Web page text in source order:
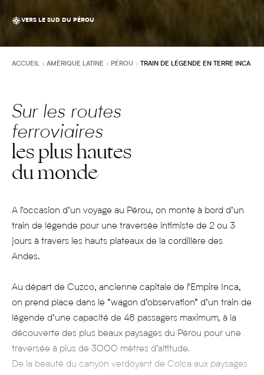
VERS LE SUD DU PÉROU
ACCUEIL AMÉRIQUE LATINE PÉROU TRAIN DE LÉGENDE EN TERRE INCA
Sur les routes
ferroviaires
les plus hautes
du monde
A l’occasion d’un voyage au Pérou, on monte à bord d’un
train de légende pour une traversée intimiste de 2 ou 3
jours à travers les hauts plateaux de la cordillère des
Andes.
Au départ de Cuzco, ancienne capitale de l’Empire Inca,
on prend place dans le “wagon d’observation” d’un train de
légende d’une capacité de 48 passagers maximum, à la
découverte des plus beaux paysages du Pérou pour une
traversée à plus de 3000 mètres d’altitude.
De la beauté du canyon verdoyant de Colca aux paysages